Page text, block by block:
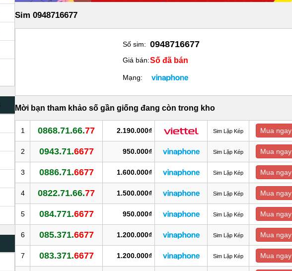
Sim 0948716677
Số sim: 0948716677
Giá bán:Số đã bán
Mạng:
Mời bạn tham khảo số gần giống đang còn trong kho
1 0868.71.66.77 2.190.000₫ Sim Lặp Kép Mua ngay
2 0943.71.6677 950.000₫ Sim Lặp Kép Mua ngay
3 0886.71.6677 1.600.000₫ Sim Lặp Kép Mua ngay
4 0822.71.66.77 1.500.000₫ Sim Lặp Kép Mua ngay
5 084.771.6677 950.000₫ Sim Lặp Kép Mua ngay
6 085.371.6677 1.200.000₫ Sim Lặp Kép Mua ngay
7 083.371.6677 1.200.000₫ Sim Lặp Kép Mua ngay